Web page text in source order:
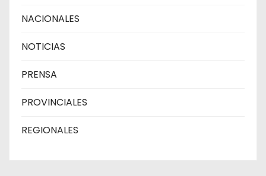
NACIONALES
NOTICIAS
PRENSA
PROVINCIALES
REGIONALES